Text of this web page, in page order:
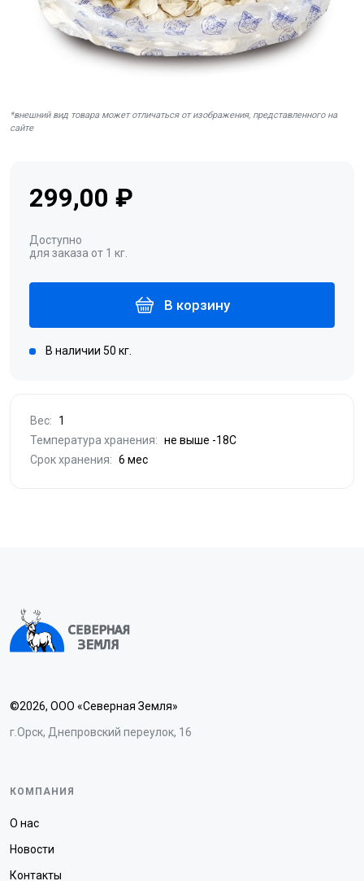
*внешний вид товара может отличаться от изображения, представленного на
сайте
299,00 ₽
Доступно
для заказа от 1 кг.
В корзину
В наличии 50 кг.
Вес:
1
Температура хранения: не выше -18С
Срок хранения: 6 мес
©2026, ООО «Северная Земля»
г.Орск, Днепровский переулок, 16
КОМПАНИЯ
О нас
Новости
Контакты